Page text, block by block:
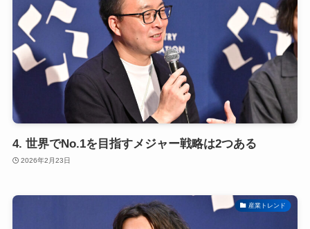
4. 世界でNo.1を目指すメジャー戦略は2つある
2026年2月23日
産業トレンド